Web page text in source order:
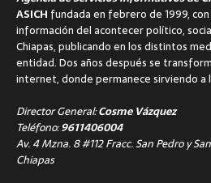
ASICH fundada en febrero de 1999,
información del acontecer político,
Chiapas, publicando en los distintos
entidad. Dos años después se
internet, donde permanece sirviendo a
Director General:Cosme Vázquez
Teléfono:9611406004
Av. 4 Mzna. 8 #112 Fracc. San Pedro y
Chiapas